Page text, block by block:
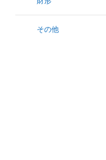
その他